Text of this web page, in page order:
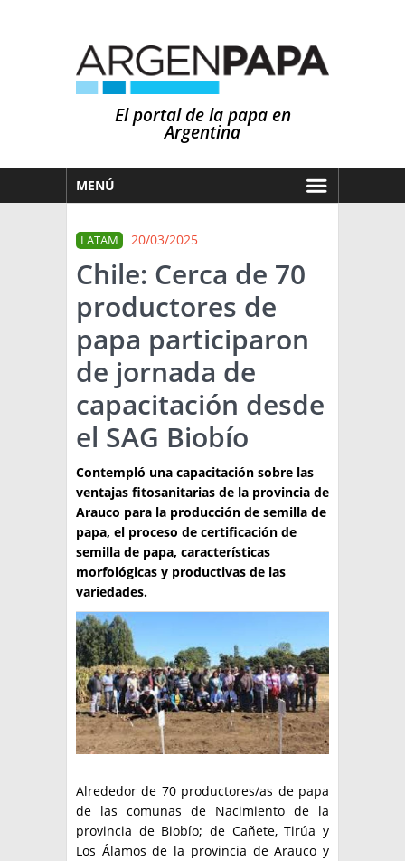
El portal de la papa en
Argentina
MENÚ
MERCADOS
NOTICIAS
EN ESPAÑOL
OTROS IDIOMAS
PRONÓSTICO
LLUVIAS
ARGENTINA
EL MUNDO
TÉCNICA
PRODUCCION
CLASIFICADOS
INTERES GENERAL
LA PAPA
RESOLUCIONES Y NORMATIVAS
ENLACES
ARGENPAPA
QUIENES SOMOS
CONTACTO
BUSCAR NOTICIAS
BUSCAR
LATAM 20/03/2025
Chile: Cerca de 70
productores de
papa participaron
de jornada de
capacitación desde
el SAG Biobío
Contempló una capacitación sobre las
ventajas fitosanitarias de la provincia de
Arauco para la producción de semilla de
papa, el proceso de certificación de
semilla de papa, características
morfológicas y productivas de las
variedades.
Alrededor de 70 productores/as de papa
de las comunas de Nacimiento de la
provincia de Biobío; de Cañete, Tirúa y
Los Álamos de la provincia de Arauco y